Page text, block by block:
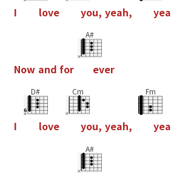
I love you, yeah, yea
Now and for
A#
ever
I
D#
love
Cm
you, yeah,
Fm
yea
A#